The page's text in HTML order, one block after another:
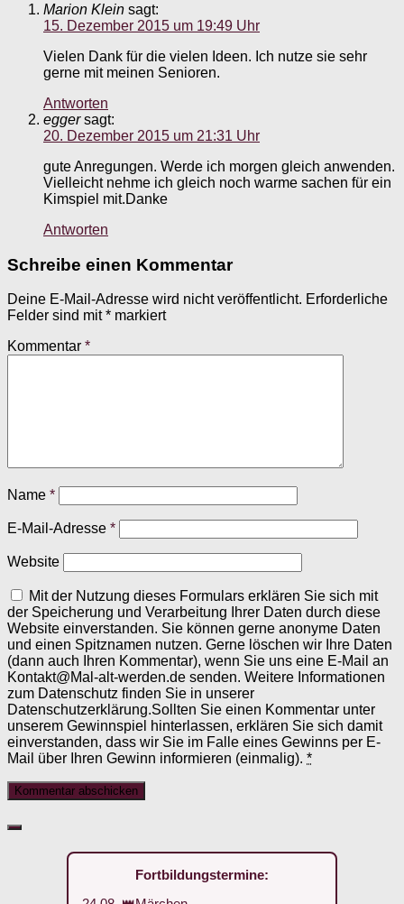
Marion Klein sagt:
15. Dezember 2015 um 19:49 Uhr
Vielen Dank für die vielen Ideen. Ich nutze sie sehr
gerne mit meinen Senioren.
Antworten
egger sagt:
20. Dezember 2015 um 21:31 Uhr
gute Anregungen. Werde ich morgen gleich anwenden.
Vielleicht nehme ich gleich noch warme sachen für ein
Kimspiel mit.Danke
Antworten
Schreibe einen Kommentar
Deine E-Mail-Adresse wird nicht veröffentlicht. Erforderliche
Felder sind mit* markiert
Kommentar *
Name *
E-Mail-Adresse *
Website
Mit der Nutzung dieses Formulars erklären Sie sich mit
der Speicherung und Verarbeitung Ihrer Daten durch diese
Website einverstanden. Sie können gerne anonyme Daten
und einen Spitznamen nutzen. Gerne löschen wir Ihre Daten
(dann auch Ihren Kommentar), wenn Sie uns eine E-Mail an
Kontakt@Mal-alt-werden.de senden. Weitere Informationen
zum Datenschutz finden Sie in unserer
Datenschutzerklärung.Sollten Sie einen Kommentar unter
unserem Gewinnspiel hinterlassen, erklären Sie sich damit
einverstanden, dass wir Sie im Falle eines Gewinns per E-
Mail über Ihren Gewinn informieren (einmalig). *
Fortbildungstermine: